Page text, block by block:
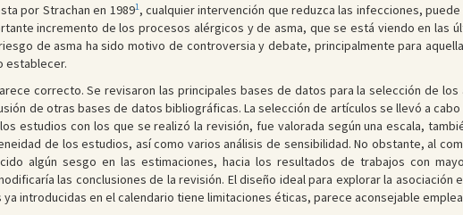
por Strachan en 19891, cualquier intervención que reduzca las infecciones,
incremento de los procesos alérgicos y de asma, que se está viendo en las
de asma ha sido motivo de controversia y debate, principalmente para
establecer.
correcto. Se revisaron las principales bases de datos para la selección de
de otras bases de datos bibliográficas. La selección de artículos se llevó a
estudios con los que se realizó la revisión, fue valorada según una escala,
de los estudios, así como varios análisis de sensibilidad. No obstante, al
algún sesgo en las estimaciones, hacia los resultados de trabajos con
las conclusiones de la revisión. El diseño ideal para explorar la asociación
introducidas en el calendario tiene limitaciones éticas, parece aconsejable